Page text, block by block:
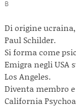
B
Di origine
Paul Schilder.
Si forma come
Emigra negli USA
Los Angeles.
Diventa membro
California